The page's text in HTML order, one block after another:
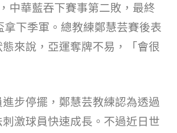
中華藍吞下賽事第二敗，最終
拿下季軍。總教練鄭慧芸賽後表
來說，亞運奪牌不易，「會很
步停擺，鄭慧芸教練認為透過
激球員快速成長。不過近日世